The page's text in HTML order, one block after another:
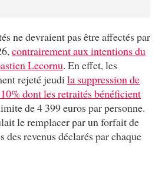
ne devraient pas être affectés par
contrairement aux intentions du
Lecornu. En effet, les
rejeté jeudi la suppression de
dont les retraités bénéficient
de 4 399 euros par personne.
le remplacer par un forfait de
des revenus déclarés par chaque